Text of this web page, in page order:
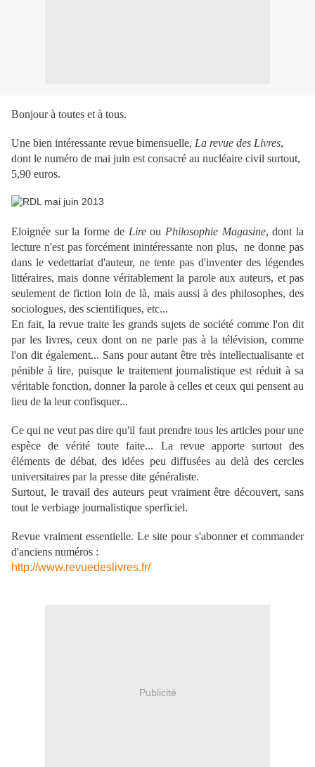
Bonjour à toutes et à tous.
Une bien intéressante revue bimensuelle, La revue des Livres,
dont le numéro de mai juin est consacré au nucléaire civil surtout,
5,90 euros.
Eloignée sur la forme de Lireou Philosophie Magasine, dont la
lecture n'est pas forcément inintéressante non plus, ne donne pas
dans le vedettariat d'auteur, ne tente pas d'inventer des légendes
littéraires, mais donne véritablement la parole aux auteurs, et pas
seulement de fiction loin de là, mais aussi à des philosophes, des
sociologues, des scientifiques, etc...
En fait, la revue traite les grands sujets de société comme l'on dit
par les livres, ceux dont on ne parle pas à la télévision, comme
l'on dit également... Sans pour autant être très intellectualisante et
pénible à lire, puisque le traitement journalistique est réduit à sa
véritable fonction, donner la parole à celles et ceux qui pensent au
lieu de la leur confisquer...
Ce qui ne veut pas dire qu'il faut prendre tous les articles pour une
espèce de vérité toute faite... La revue apporte surtout des
éléments de débat, des idées peu diffusées au delà des cercles
universitaires par la presse dite généraliste.
Surtout, le travail des auteurs peut vraiment être découvert, sans
tout le verbiage journalistique sperficiel.
Revue vraiment essentielle. Le site pour s'abonner et commander
d'anciens numéros :
http://www.revuedeslivres.fr/
Publicité